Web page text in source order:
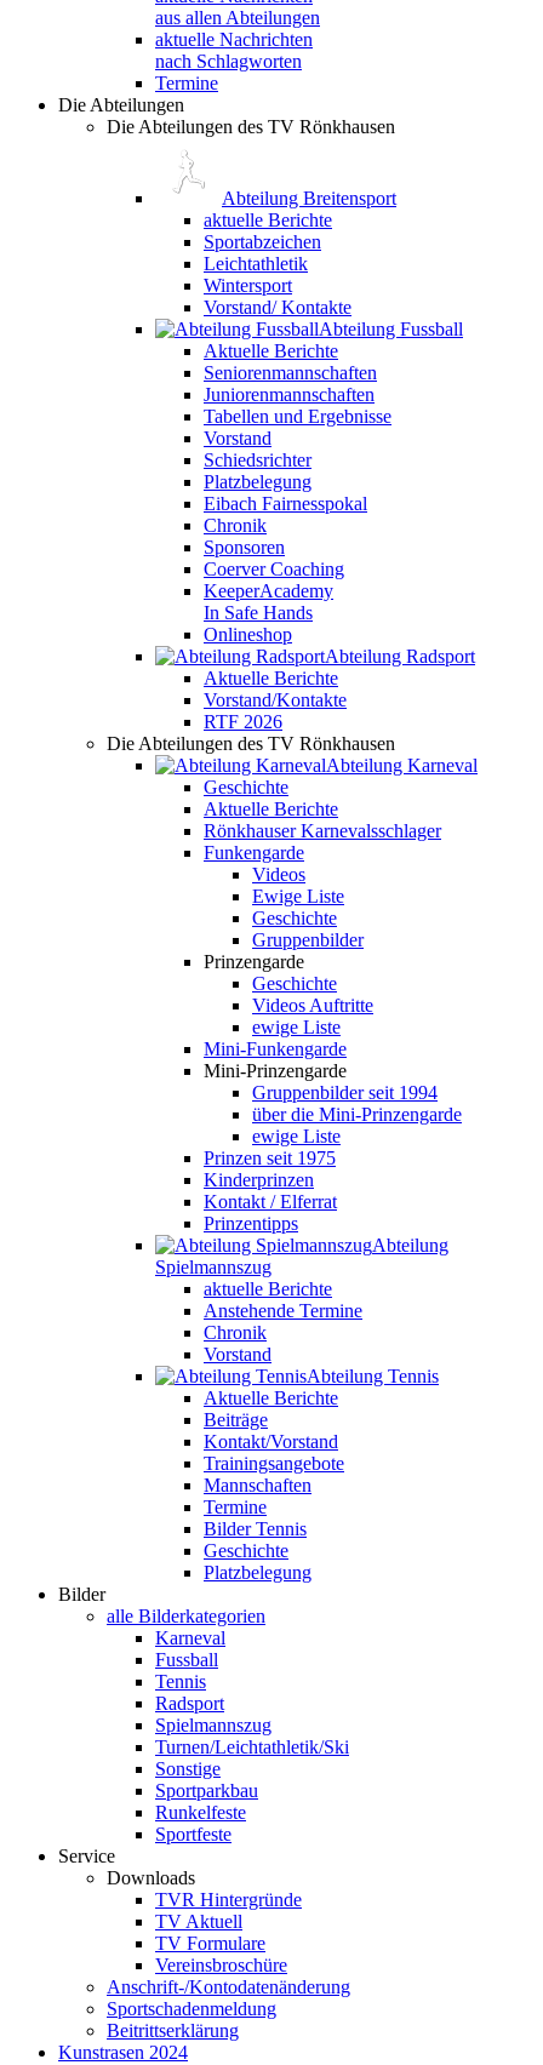
aus allen Abteilungen
aktuelle Nachrichten
nach Schlagworten
Termine
Die Abteilungen
Die Abteilungen des TV Rönkhausen
Abteilung Breitensport
aktuelle Berichte
Sportabzeichen
Leichtathletik
Wintersport
Vorstand/ Kontakte
Abteilung Fussball
Aktuelle Berichte
Seniorenmannschaften
Juniorenmannschaften
Tabellen und Ergebnisse
Vorstand
Schiedsrichter
Platzbelegung
Eibach Fairnesspokal
Chronik
Sponsoren
Coerver Coaching
KeeperAcademy
In Safe Hands
Onlineshop
Abteilung Radsport
Aktuelle Berichte
Vorstand/Kontakte
RTF 2026
Die Abteilungen des TV Rönkhausen
Abteilung Karneval
Geschichte
Aktuelle Berichte
Rönkhauser Karnevalsschlager
Funkengarde
Videos
Ewige Liste
Geschichte
Gruppenbilder
Prinzengarde
Geschichte
Videos Auftritte
ewige Liste
Mini-Funkengarde
Mini-Prinzengarde
Gruppenbilder seit 1994
über die Mini-Prinzengarde
ewige Liste
Prinzen seit 1975
Kinderprinzen
Kontakt / Elferrat
Prinzentipps
Abteilung
Spielmannszug
aktuelle Berichte
Anstehende Termine
Chronik
Vorstand
Abteilung Tennis
Aktuelle Berichte
Beiträge
Kontakt/Vorstand
Trainingsangebote
Mannschaften
Termine
Bilder Tennis
Geschichte
Platzbelegung
Bilder
alle Bilderkategorien
Karneval
Fussball
Tennis
Radsport
Spielmannszug
Turnen/Leichtathletik/Ski
Sonstige
Sportparkbau
Runkelfeste
Sportfeste
Service
Downloads
TVR Hintergründe
TV Aktuell
TV Formulare
Vereinsbroschüre
Anschrift-/Kontodatenänderung
Sportschadenmeldung
Beitrittserklärung
Kunstrasen 2024